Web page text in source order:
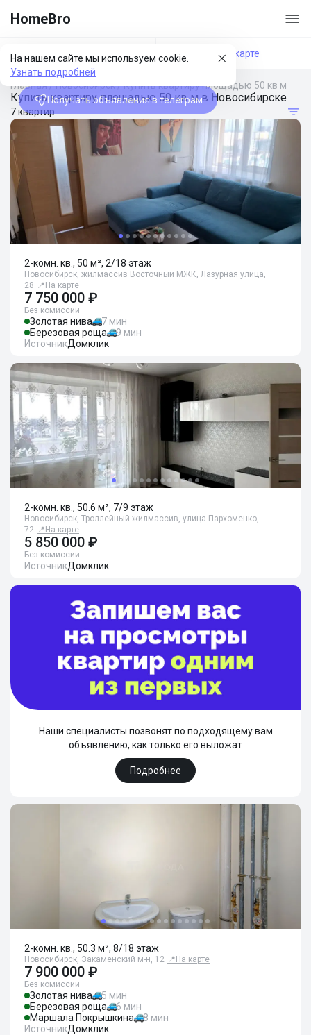
HomeBro
На нашем сайте мы используем cookie.
Узнать подробней
Получать объявления в телеграм
Фильтры На карте
Главная/Новосибирск/Купить квартиру площадью 50 кв м
Купить квартиру площадью 50 кв м в Новосибирске
7 квартир
2-комн. кв., 50 м², 2/18 этаж
Новосибирск, жилмассив Восточный МЖК, Лазурная улица,
28 📍 На карте
7 750 000 ₽
Без комиссии
Золотая нива
7 мин
Березовая роща
9 мин
ИсточникДомклик
2-комн. кв., 50.6 м², 7/9 этаж
Новосибирск, Троллейный жилмассив, улица Пархоменко,
72 📍 На карте
5 850 000 ₽
Без комиссии
ИсточникДомклик
Наши специалисты позвонят по подходящему вам
объявлению, как только его выложат
Подробнее
2-комн. кв., 50.3 м², 8/18 этаж
Новосибирск, Закаменский м-н, 12 📍 На карте
7 900 000 ₽
Без комиссии
Золотая нива
5 мин
Березовая роща
6 мин
Маршала Покрышкина
8 мин
ИсточникДомклик